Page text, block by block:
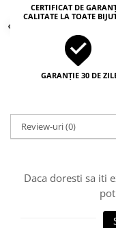
CERTIFICAT DE
CALITATE LA TOATE
GARANȚIE 30 DE
Review-uri(0)
Daca doresti sa iti